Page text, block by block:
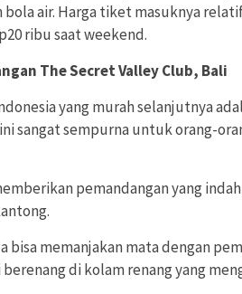
bola air. Harga tiket masuknya
ribu saat weekend.
The Secret Valley Club, Bali
yang murah selanjutnya
sangat sempurna untuk orang-
pemandangan yang
bisa memanjakan mata dengan
berenang di kolam renang yang